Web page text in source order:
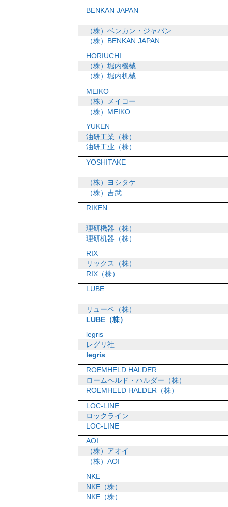
BENKAN JAPAN
（株）ベンカン・ジャパン
（株）BENKAN JAPAN
HORIUCHI
（株）堀内機械
（株）堀内机械
MEIKO
（株）メイコー
（株）MEIKO
YUKEN
油研工業（株）
油研工业（株）
YOSHITAKE
（株）ヨシタケ
（株）吉武
RIKEN
理研機器（株）
理研机器（株）
RIX
リックス（株）
RIX（株）
LUBE
リューベ（株）
LUBE（株）
legris
レグリ社
legris
ROEMHELD HALDER
ロームヘルド・ハルダー（株）
ROEMHELD HALDER（株）
LOC-LINE
ロックライン
LOC-LINE
AOI
（株）アオイ
（株）AOI
NKE
NKE（株）
NKE（株）